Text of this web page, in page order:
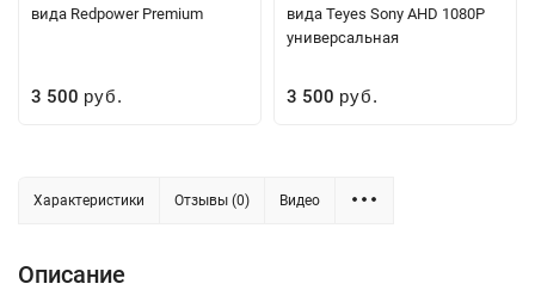
вида Redpower Premium
3 500 руб.
вида Teyes Sony AHD 1080P
универсальная
3 500 руб.
Характеристики Отзывы (0) Видео
Описание